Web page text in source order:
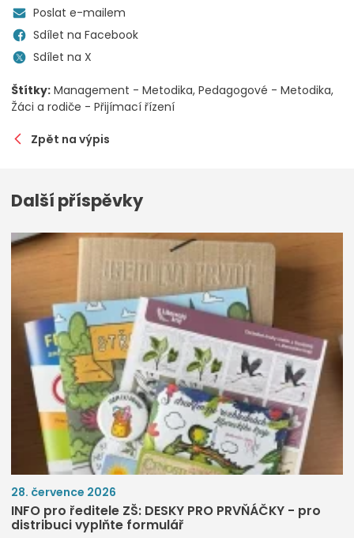
Poslat e-mailem
Sdílet na Facebook
Sdílet na X
Štítky: Management - Metodika Pedagogové - Metodika
Žáci a rodiče - Přijímací řízení
Zpět na výpis
Další příspěvky
28. července 2026
INFO pro ředitele ZŠ: DESKY PRO PRVŇÁČKY - pro
distribuci vyplňte formulář